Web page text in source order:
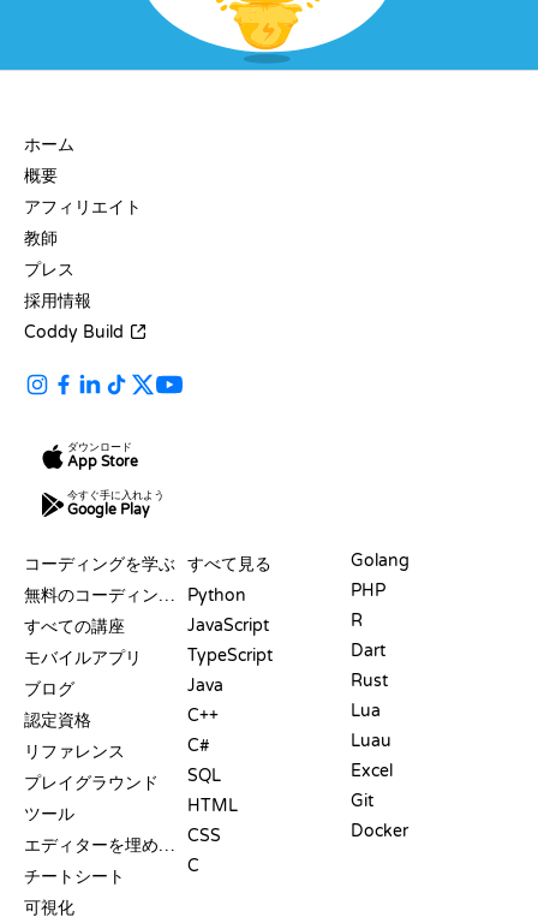
ホーム
概要
アフィリエイト
教師
プレス
採用情報
Coddy Build
ダウンロード
App Store
今すぐ手に入れよう
Google Play
コーディングを学ぶ
無料のコーディングサイト
すべての講座
モバイルアプリ
ブログ
認定資格
リファレンス
プレイグラウンド
ツール
エディターを埋め込む
チートシート
可視化
すべて見る
Python
JavaScript
TypeScript
Java
C++
C#
SQL
HTML
CSS
C
Golang
PHP
R
Dart
Rust
Lua
Luau
Excel
Git
Docker